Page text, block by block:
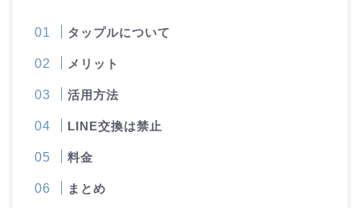
タップルについて
メリット
活用方法
LINE交換は禁止
料金
まとめ